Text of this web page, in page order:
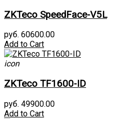
ZKTeco SpeedFace-V5L
руб. 60600.00
Add to Cart
icon
ZKTeco TF1600-ID
руб. 49900.00
Add to Cart